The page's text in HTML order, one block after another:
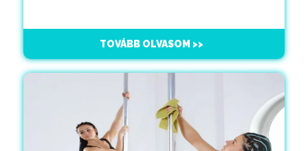
TOVÁBB OLVASOM >>